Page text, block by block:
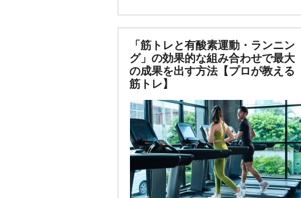
「筋トレと有酸素運動・ランニン
グ」の効果的な組み合わせで最大
の成果を出す方法【プロが教える
筋トレ】